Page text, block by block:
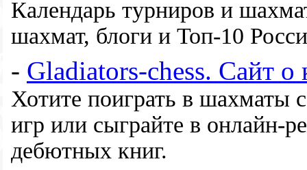
Календарь турниров и
шахмат, блоги и Топ-10
- Gladiators-chess. Сайт о
Хотите поиграть в шахматы
игр или сыграйте в онлайн-
дебютных книг.